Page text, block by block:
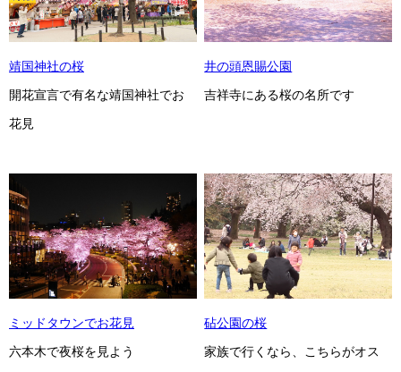
靖国神社の桜
開花宣言で有名な靖国神社でお
花見
井の頭恩賜公園
吉祥寺にある桜の名所です
ミッドタウンでお花見
六本木で夜桜を見よう
砧公園の桜
家族で行くなら、こちらがオス